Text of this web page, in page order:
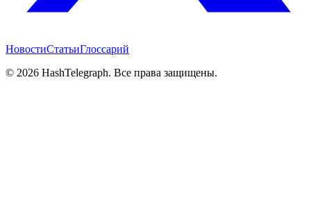
НовостиСтатьиГлоссарий
© 2026 HashTelegraph. Все права защищены.